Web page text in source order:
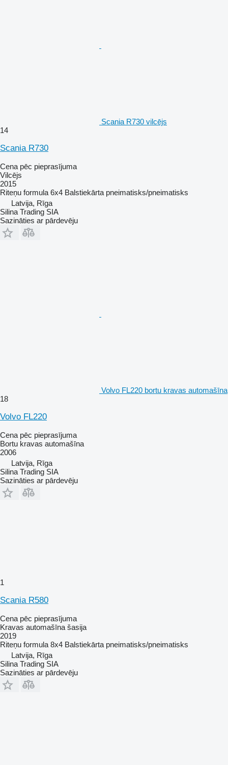
Scania R730 vilcējs
14
Scania R730
Cena pēc pieprasījuma
Vilcējs
2015
Riteņu formula 6x4 Balstiekārta pneimatisks/pneimatisks
Latvija, Rīga
Silina Trading SIA
Sazināties ar pārdevēju
Volvo FL220 bortu kravas automašīna
18
Volvo FL220
Cena pēc pieprasījuma
Bortu kravas automašīna
2006
Latvija, Rīga
Silina Trading SIA
Sazināties ar pārdevēju
1
Scania R580
Cena pēc pieprasījuma
Kravas automašīna šasija
2019
Riteņu formula 8x4 Balstiekārta pneimatisks/pneimatisks
Latvija, Rīga
Silina Trading SIA
Sazināties ar pārdevēju